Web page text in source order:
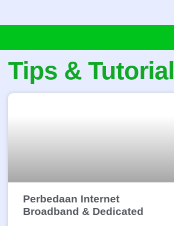
Tips & Tutorial
Perbedaan Internet
Broadband & Dedicated